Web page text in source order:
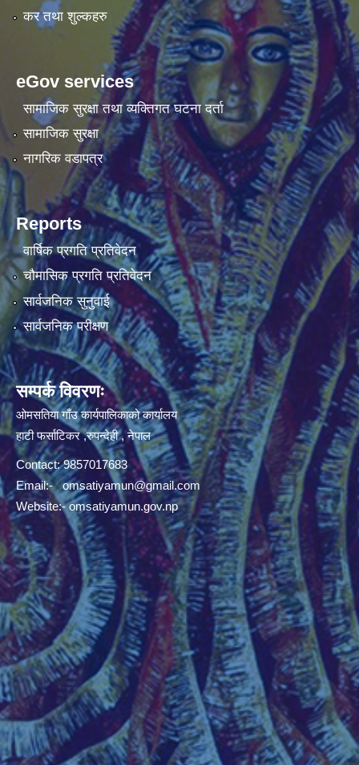
कर तथा शुल्कहरु
eGov services
सामाजिक सुरक्षा तथा व्यक्तिगत घटना दर्ता
सामाजिक सुरक्षा
नागरिक वडापत्र
Reports
वार्षिक प्रगति प्रतिवेदन
चौमासिक प्रगति प्रतिवेदन
सार्वजनिक सुनुवाई
सार्वजनिक परीक्षण
सम्पर्क विवरणः
ओमसतिया गाँउ कार्यपालिकाको कार्यालय
हाटी फर्साटिकर ,रुपन्देही , नेपाल
Contact: 9857017683
Email:-omsatiyamun@gmail.com
Website:- omsatiyamun.gov.np